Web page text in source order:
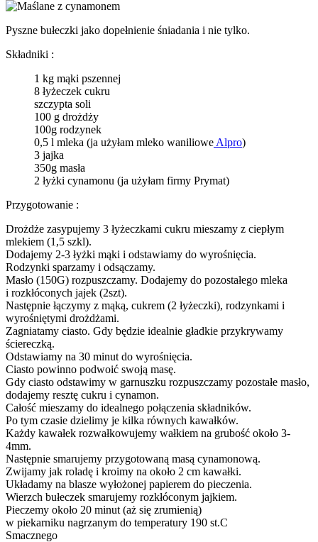
Pyszne bułeczki jako dopełnienie śniadania i nie tylko.
Składniki :
1 kg mąki pszennej
8 łyżeczek cukru
szczypta soli
100 g drożdży
100g rodzynek
0,5 l mleka (ja użyłam mleko waniliowe Alpro)
3 jajka
350g masła
2 łyżki cynamonu (ja użyłam firmy Prymat)
Przygotowanie :
Drożdże zasypujemy 3 łyżeczkami cukru mieszamy z ciepłym
mlekiem (1,5 szkl).
Dodajemy 2-3 łyżki mąki i odstawiamy do wyrośnięcia.
Rodzynki sparzamy i odsączamy.
Masło (150G) rozpuszczamy. Dodajemy do pozostałego mleka
i rozkłóconych jajek (2szt).
Następnie łączymy z mąką, cukrem (2 łyżeczki), rodzynkami i
wyrośniętymi drożdżami.
Zagniatamy ciasto. Gdy będzie idealnie gładkie przykrywamy
ściereczką.
Odstawiamy na 30 minut do wyrośnięcia.
Ciasto powinno podwoić swoją masę.
Gdy ciasto odstawimy w garnuszku rozpuszczamy pozostałe masło,
dodajemy resztę cukru i cynamon.
Całość mieszamy do idealnego połączenia składników.
Po tym czasie dzielimy je kilka równych kawałków.
Każdy kawałek rozwałkowujemy wałkiem na grubość około 3-
4mm.
Następnie smarujemy przygotowaną masą cynamonową.
Zwijamy jak roladę i kroimy na około 2 cm kawałki.
Układamy na blasze wyłożonej papierem do pieczenia.
Wierzch bułeczek smarujemy rozkłóconym jajkiem.
Pieczemy około 20 minut (aż się zrumienią)
w piekarniku nagrzanym do temperatury 190 st.C
Smacznego